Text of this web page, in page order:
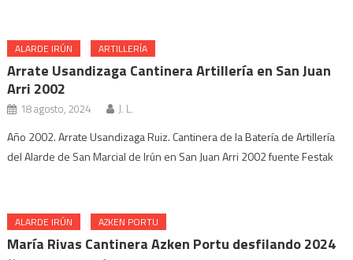
ALARDE IRÚN ARTILLERÍA
Arrate Usandizaga Cantinera Artillería en San Juan
Arri 2002
18 agosto, 2024 J. L.
Año 2002. Arrate Usandizaga Ruiz. Cantinera de la Batería de Artillería
del Alarde de San Marcial de Irún en San Juan Arri 2002 fuente Festak
ALARDE IRÚN AZKEN PORTU
María Rivas Cantinera Azken Portu desfilando 2024